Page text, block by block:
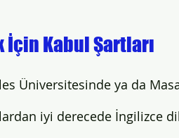
İçin Kabul Şartları
Üniversitesinde ya da
iyi derecede İngilizce